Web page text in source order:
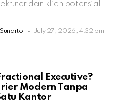
dan klien potensial
July 27, 2026, 4:32 pm
Executive?
Modern Tanpa
Kantor